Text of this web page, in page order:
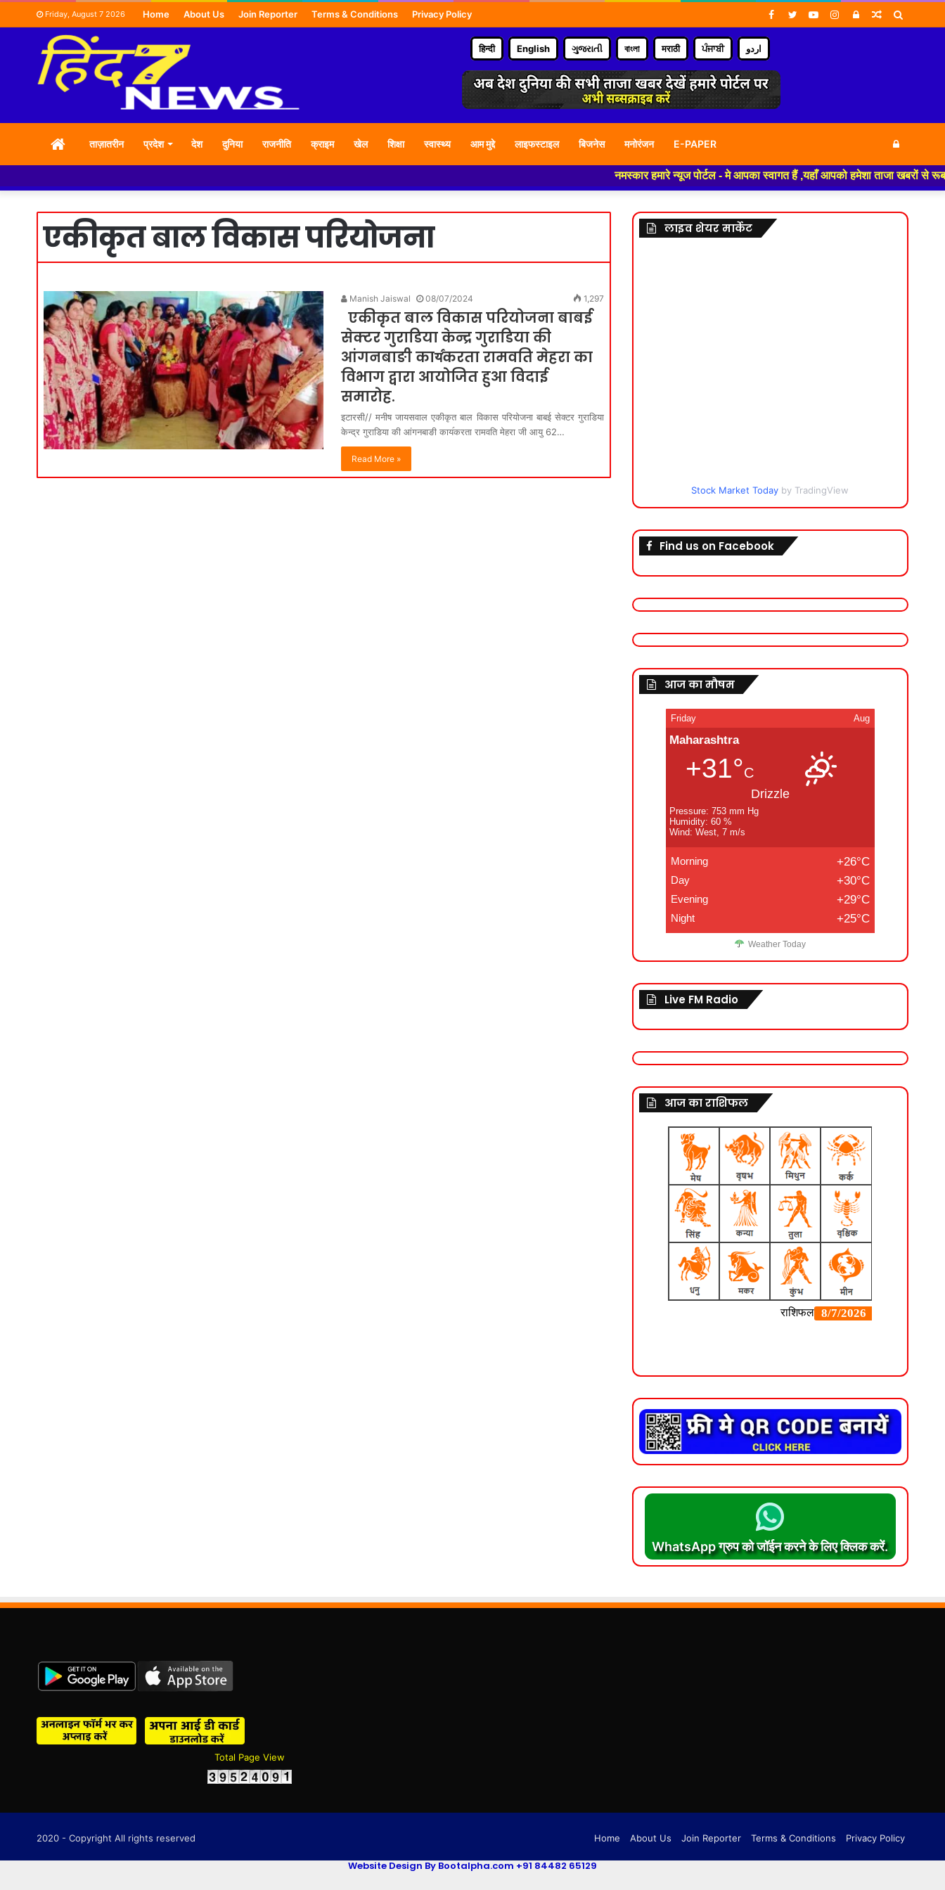
Friday, August 7 2026 Home About Us Join Reporter Terms & Conditions Privacy Policy Random
Log
Instagram
YouTube
Twitter
Facebook
हिन्दी English ગુજરાતી বাংলা मराठी ਪੰਜਾਬੀ اردو
HOMEताज़ातरीन प्रदेश देश दुनिया राजनीति क्राइम खेल शिक्षा स्वास्थ्य आम मुद्दे लाइफस्टाइल बिजनेस मनोरंजन E-PAPER Log
In
नमस्कार हमारे न्यूज पोर्टल - मे आपका स्वागत हैं ,यहाँ आपको हमेशा ताजा खबरों से रूबरू
एकीकृत बाल विकास परियोजना
Manish Jaiswal 08/07/2024 1,297
एकीकृत बाल विकास परियोजना बाबई
सेक्टर गुराडिया केन्द्र गुराडिया की
आंगनबाङी काय॔करता रामवति मेहरा का
विभाग द्वारा आयोजित हुआ विदाई
समारोह.
इटारसी// मनीष जायसवाल एकीकृत बाल विकास परियोजना बाबई सेक्टर गुराडिया
केन्द्र गुराडिया की आंगनबाङी काय॔करता रामवति मेहरा जी आयु 62…
Read More »
लाइव शेयर मार्केट
Stock Market Today by TradingView
Find us on Facebook
आज का मौषम
Friday Aug
Maharashtra
+31°C
Drizzle
Pressure: 753 mm Hg
Humidity: 60 %
Wind: West, 7 m/s
Morning +26°C
Day +30°C
Evening +29°C
Night +25°C
Weather Today
Live FM Radio
आज का राशिफल
WhatsApp ग्रुप को जॉईन करने के लिए क्लिक करें.
Total Page View
2020 - Copyright All rights reserved Home About Us Join Reporter Terms & Conditions Privacy Policy
Website Design By Bootalpha.com +91 84482 65129